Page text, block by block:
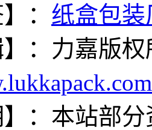
： 纸盒包装
： 力嘉版权
： 本站部